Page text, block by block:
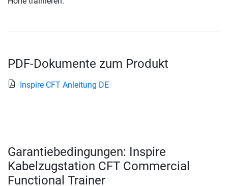
PDF-Dokumente zum Produkt
Inspire CFT Anleitung DE
Garantiebedingungen: Inspire
Kabelzugstation CFT Commercial
Functional Trainer